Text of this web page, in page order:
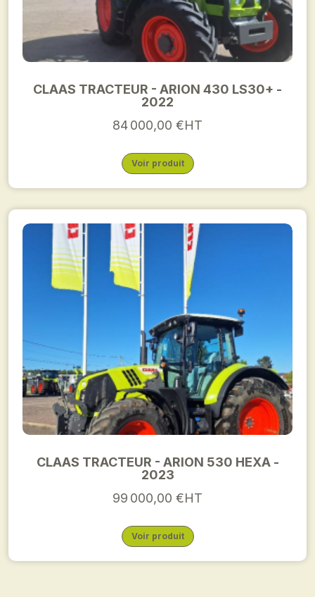
CLAAS TRACTEUR - ARION 430 LS30+ -
2022
84 000,00 €HT
Voir produit
CLAAS TRACTEUR - ARION 530 HEXA -
2023
99 000,00 €HT
Voir produit